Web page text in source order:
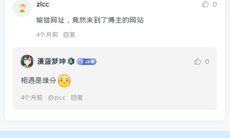
zlcc 0
输错网址，竟然来到了博主的网站
4个月前 回复
漫蓝梦坤 0
相遇是缘分
4个月前 @zlcc 回复